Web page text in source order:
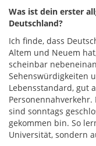
Was ist dein erster
Deutschland?
Ich finde, dass
Altem und Neuem
scheinbar
Sehenswürdigkeiten
Lebensstandard, gut
sind sonntags
gekommen bin. So
Universität, sondern